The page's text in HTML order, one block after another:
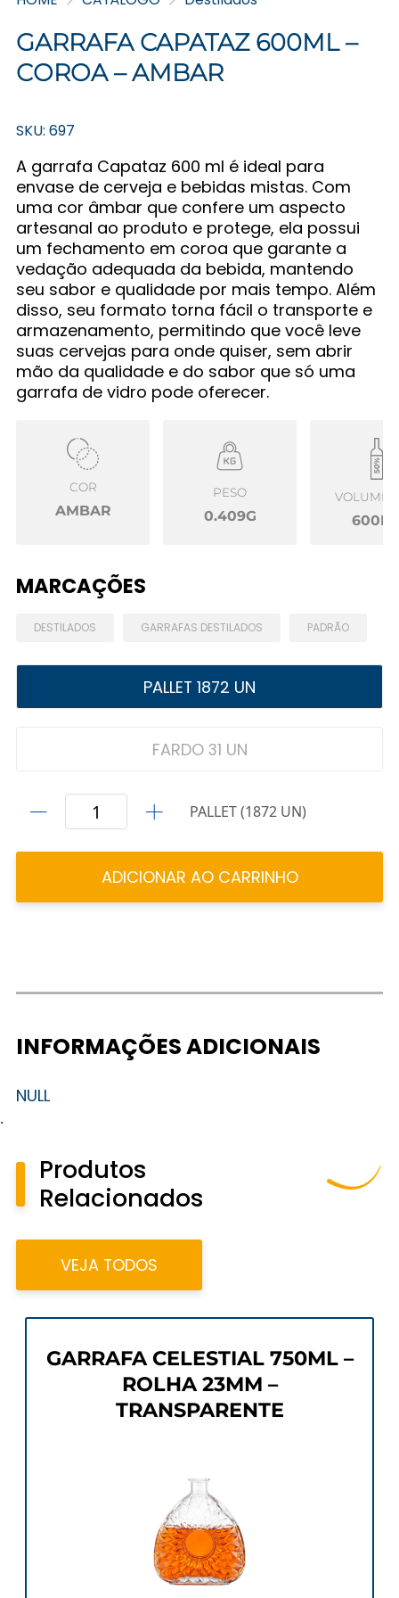
GARRAFA CAPATAZ 600ML –
COROA – AMBAR
SKU: 697
A garrafa Capataz 600 ml é ideal para
envase de cerveja e bebidas mistas. Com
uma cor âmbar que confere um aspecto
artesanal ao produto e protege, ela possui
um fechamento em coroa que garante a
vedação adequada da bebida, mantendo
seu sabor e qualidade por mais tempo. Além
disso, seu formato torna fácil o transporte e
armazenamento, permitindo que você leve
suas cervejas para onde quiser, sem abrir
mão da qualidade e do sabor que só uma
garrafa de vidro pode oferecer.
COR
AMBAR
PESO
0.409G
VOLUME
MARCAÇÕES
DESTILADOS GARRAFAS DESTILADOS PADRÃO
PALLET 1872 UN
FARDO 31 UN
PALLET (1872 UN)
ADICIONAR AO CARRINHO
INFORMAÇÕES ADICIONAIS
NULL
.
Produtos
Relacionados
VEJA TODOS
GARRAFA CELESTIAL 750ML –
ROLHA 23MM –
TRANSPARENTE